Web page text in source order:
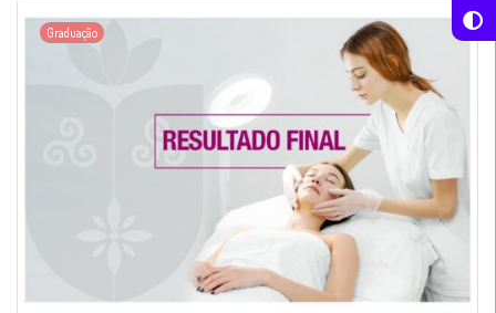
Graduação